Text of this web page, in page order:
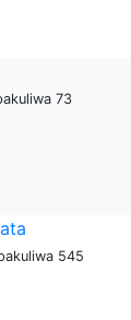
73
545